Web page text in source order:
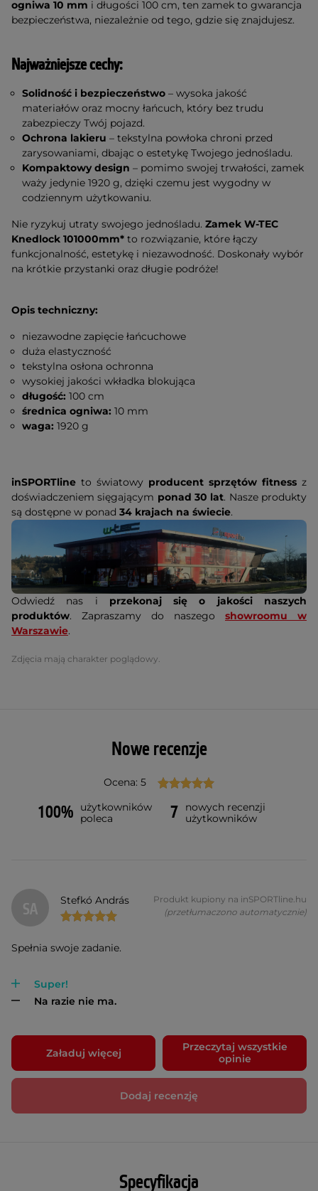
ogniwa 10 mm i długości 100 cm, ten zamek to gwarancja
bezpieczeństwa, niezależnie od tego, gdzie się znajdujesz.
Najważniejsze cechy:
Solidność i bezpieczeństwo – wysoka jakość
materiałów oraz mocny łańcuch, który bez trudu
zabezpieczy Twój pojazd.
Ochrona lakieru – tekstylna powłoka chroni przed
zarysowaniami, dbając o estetykę Twojego jednośladu.
Kompaktowy design – pomimo swojej trwałości, zamek
waży jedynie 1920 g, dzięki czemu jest wygodny w
codziennym użytkowaniu.
Nie ryzykuj utraty swojego jednośladu. Zamek W-TEC
Knedlock 101000mm* to rozwiązanie, które łączy
funkcjonalność, estetykę i niezawodność. Doskonały wybór
na krótkie przystanki oraz długie podróże!
Opis techniczny:
niezawodne zapięcie łańcuchowe
duża elastyczność
tekstylna osłona ochronna
wysokiej jakości wkładka blokująca
długość:100 cm
średnica ogniwa:10 mm
waga: 1920 g
inSPORTline to światowy producent sprzętów fitness z
doświadczeniem sięgającym ponad 30 lat. Nasze produkty
są dostępne w ponad 34 krajach na świecie.
Odwiedź nas i przekonaj się o jakości naszych
produktów. Zapraszamy do naszego showroomu w
Warszawie.
Zdjęcia mają charakter poglądowy.
Nowe recenzje
Ocena: 5
100%
użytkowników
poleca
7
nowych recenzji
użytkowników
SA Stefkó András
Produkt kupiony na inSPORTline.hu
(przetłumaczono automatycznie)
Spełnia swoje zadanie.
Super!
Na razie nie ma.
Załaduj więcej
Przeczytaj wszystkie
opinie
Dodaj recenzję
Specyfikacja